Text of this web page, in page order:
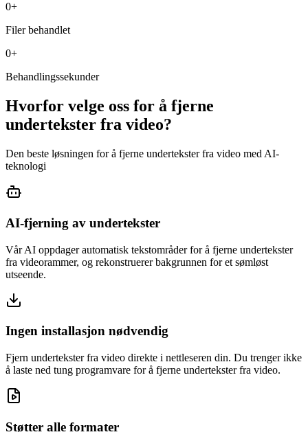
0+
Filer behandlet
0+
Behandlingssekunder
Hvorfor velge oss for å fjerne
undertekster fra video?
Den beste løsningen for å fjerne undertekster fra video med AI-
teknologi
AI-fjerning av undertekster
Vår AI oppdager automatisk tekstområder for å fjerne undertekster
fra videorammer, og rekonstruerer bakgrunnen for et sømløst
utseende.
Ingen installasjon nødvendig
Fjern undertekster fra video direkte i nettleseren din. Du trenger ikke
å laste ned tung programvare for å fjerne undertekster fra video.
Støtter alle formater